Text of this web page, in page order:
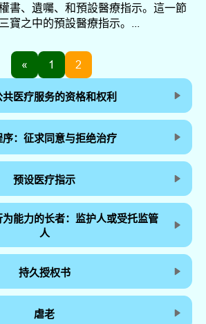
書、遺囑、和預設醫療指示。這一節
寶之中的預設醫療指示。...
« 1 2
医疗服务的资格和权利
序：征求同意与拒绝治疗
预设医疗指示
能力的长者：监护人或受托监管
人
持久授权书
虐老